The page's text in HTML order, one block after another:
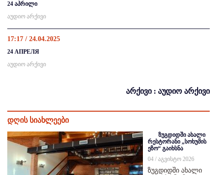
24 აპრილი
აუდიო არქივი
17:17 / 24.04.2025
24 АПРЕЛЯ
აუდიო არქივი
არქივი : აუდიო არქივი
დღის სიახლეები
ზუგდიდში ახალი
რესტორანი „სოხუმის
ეზო“ გაიხსნა
04 / აგვისტო 2026
ზუგდიდში ახალი